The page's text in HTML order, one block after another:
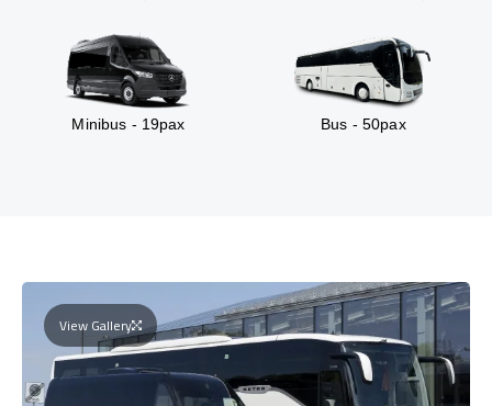
Minibus - 19pax Bus - 50pax
View Gallery